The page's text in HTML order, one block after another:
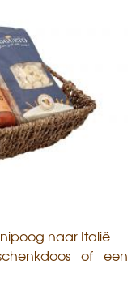
naar Italië
of een